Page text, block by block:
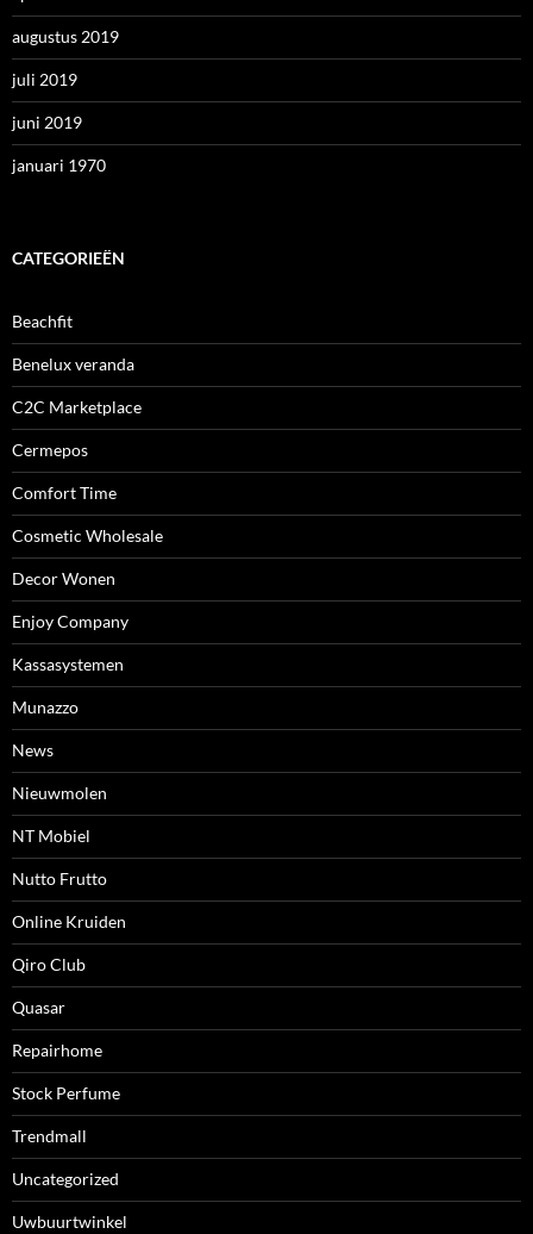
augustus 2019
juli 2019
juni 2019
januari 1970
CATEGORIEËN
Beachfit
Benelux veranda
C2C Marketplace
Cermepos
Comfort Time
Cosmetic Wholesale
Decor Wonen
Enjoy Company
Kassasystemen
Munazzo
News
Nieuwmolen
NT Mobiel
Nutto Frutto
Online Kruiden
Qiro Club
Quasar
Repairhome
Stock Perfume
Trendmall
Uncategorized
Uwbuurtwinkel